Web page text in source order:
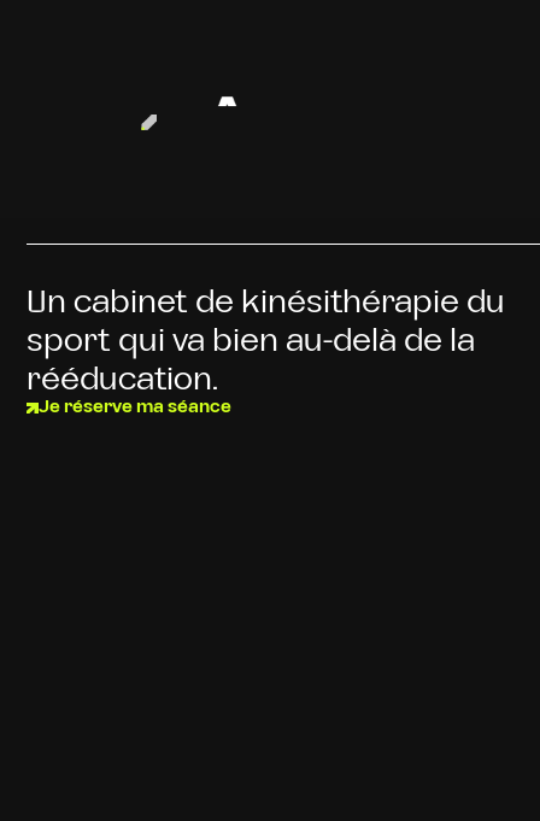
Un cabinet de kinésithérapie du
sport qui va bien au-delà de la
rééducation.
Je réserve ma séance